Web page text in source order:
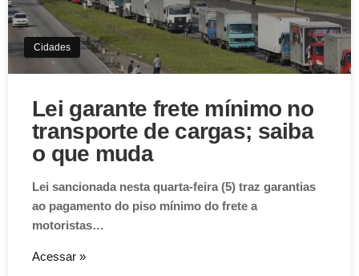
Cidades
Lei garante frete mínimo no
transporte de cargas; saiba
o que muda
Lei sancionada nesta quarta-feira (5) traz garantias
ao pagamento do piso mínimo do frete a
motoristas…
Acessar »